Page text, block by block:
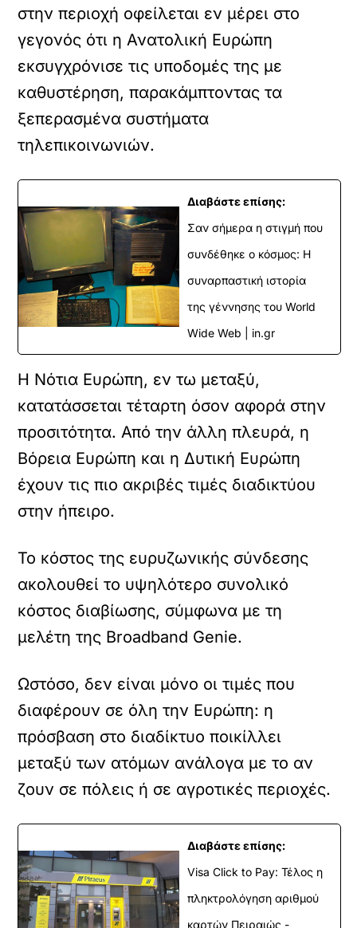
στην περιοχή οφείλεται εν μέρει στο
γεγονός ότι η Ανατολική Ευρώπη
εκσυγχρόνισε τις υποδομές της με
καθυστέρηση, παρακάμπτοντας τα
ξεπερασμένα συστήματα
τηλεπικοινωνιών.
Διαβάστε επίσης:
Σαν σήμερα η στιγμή που
συνδέθηκε ο κόσμος: Η
συναρπαστική ιστορία
της γέννησης του World
Wide Web | in.gr
Η Νότια Ευρώπη, εν τω μεταξύ,
κατατάσσεται τέταρτη όσον αφορά στην
προσιτότητα. Από την άλλη πλευρά, η
Βόρεια Ευρώπη και η Δυτική Ευρώπη
έχουν τις πιο ακριβές τιμές διαδικτύου
στην ήπειρο.
Το κόστος της ευρυζωνικής σύνδεσης
ακολουθεί το υψηλότερο συνολικό
κόστος διαβίωσης, σύμφωνα με τη
μελέτη της Broadband Genie.
Ωστόσο, δεν είναι μόνο οι τιμές που
διαφέρουν σε όλη την Ευρώπη: η
πρόσβαση στο διαδίκτυο ποικίλλει
μεταξύ των ατόμων ανάλογα με το αν
ζουν σε πόλεις ή σε αγροτικές περιοχές.
Διαβάστε επίσης:
Visa Click to Pay: Τέλος η
πληκτρολόγηση αριθμού
καρτών Πειραιώς -